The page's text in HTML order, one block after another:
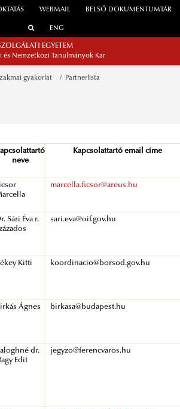
WEBMAIL BELSŐ DOKUMENTUMTÁR
ENG
EGYETEM
és Nemzetközi Tanulmányok Kar
gyakorlat Partnerlista
neve
Kapcsolattartó email címe
marcella.ficsor@areus.hu
Sári Éva r.
sari.eva@oif.gov.hu
Kitti koordinacio@borsod.gov.hu
Ágnes birkasa@budapest.hu
dr.
Edit
jegyzo@ferencvaros.hu